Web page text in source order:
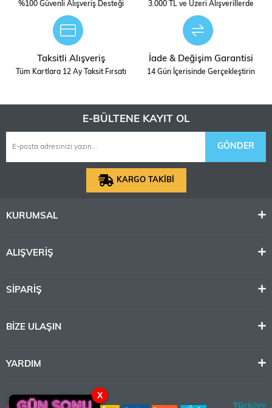
%100 Güvenli Alışveriş Desteği 3.000 TL ve Üzeri Alışverillerde
Taksitli Alışveriş
Tüm Kartlara 12 Ay Taksit Fırsatı
İade & Değişim Garantisi
14 Gün İçerisinde Gerçekleştirin
E-BÜLTENE KAYIT OL
GÖNDER
KARGO TAKİBİ
KURUMSAL
ALIŞVERİŞ
SİPARİŞ
BİZE ULAŞIN
YARDIM
X